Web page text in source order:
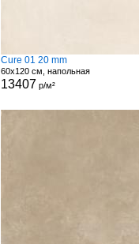
Cure 01 20 mm
60x120 см, напольная
13407 р/м²